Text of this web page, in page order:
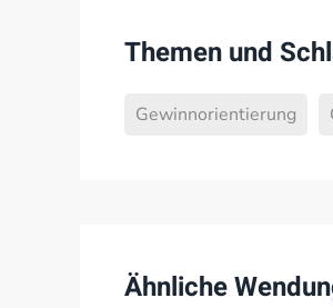
Themen und
Gewinnorientierung
Ähnliche